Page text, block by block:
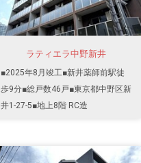
ラティエラ中野新井
■2025年8月竣工■新井薬師前駅徒
歩9分■総戸数46戸■東京都中野区新
井1-27-5■地上8階 RC造